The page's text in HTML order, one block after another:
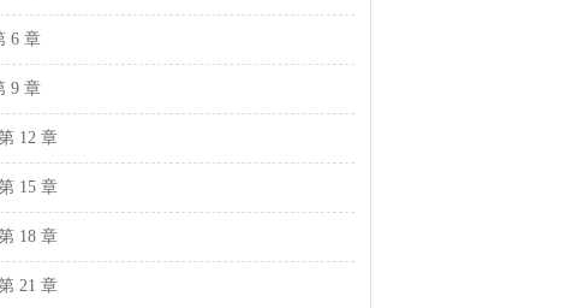
6 章
9 章
12 章
15 章
18 章
21 章